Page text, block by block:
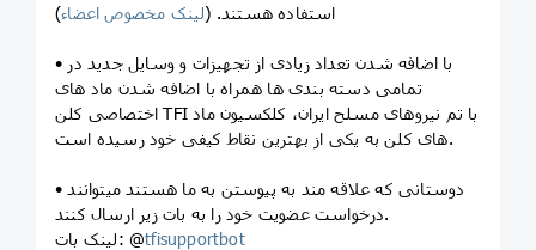
استفاده هستند. (لینک مخصوص اعضاء)
• با اضافه شدن تعداد زیادی از تجهیزات و وسایل جدید در
تمامی دسته بندی ها همراه با اضافه شدن ماد های
اختصاصی کلن TFI با تم نیروهای مسلح ایران، کلکسیون ماد
های کلن به یکی از بهترین نقاط کیفی خود رسیده است.
• دوستانی که علاقه مند به پیوستن به ما هستند میتوانند
درخواست عضویت خود را به بات زیر ارسال کنند.
لینک بات: @tfisupportbot